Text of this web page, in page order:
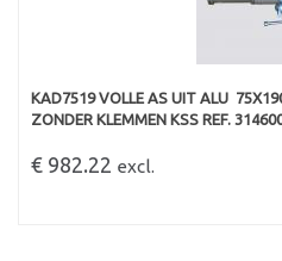
KAD7519 VOLLE AS UIT ALU 
ZONDER KLEMMEN KSS REF.
€ 982.22 excl.